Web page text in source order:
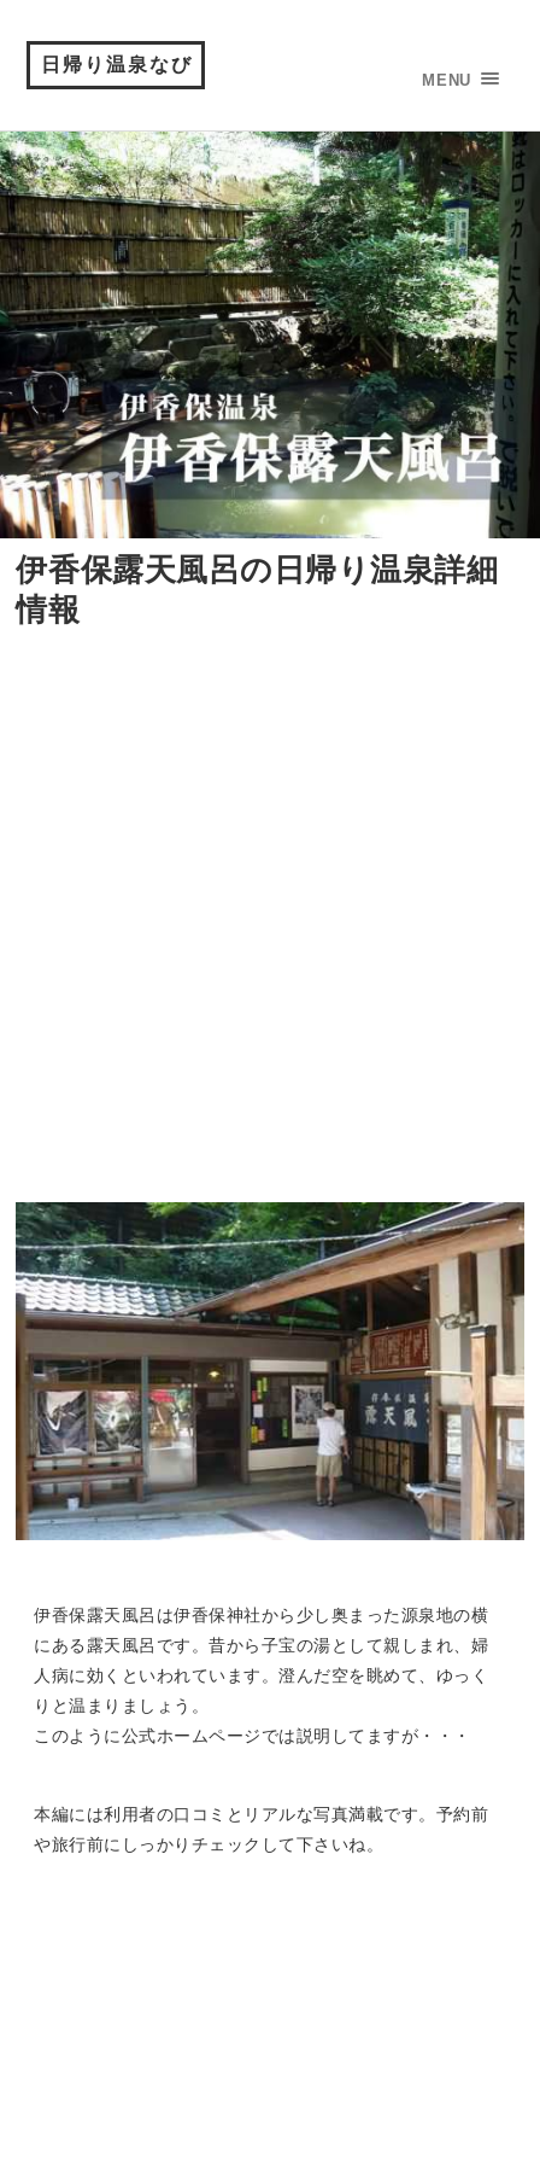
日帰り温泉なび
MENU
伊香保露天風呂の日帰り温泉詳細
情報
伊香保露天風呂は伊香保神社から少し奥まった源泉地の横
にある露天風呂です。昔から子宝の湯として親しまれ、婦
人病に効くといわれています。澄んだ空を眺めて、ゆっく
りと温まりましょう。
このように公式ホームページでは説明してますが・・・
本編には利用者の口コミとリアルな写真満載です。予約前
や旅行前にしっかりチェックして下さいね。